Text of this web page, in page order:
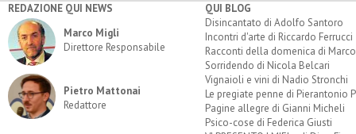
REDAZIONE QUI NEWS
Marco Migli
Direttore Responsabile
Pietro Mattonai
Redattore
QUI BLOG
Disincantato di Adolfo Santoro
Incontri d'arte di Riccardo Ferrucci
Racconti della domenica di
Sorridendo di Nicola Belcari
Vignaioli e vini di Nadio Stronchi
Le pregiate penne di Pierantonio
Pagine allegre di Gianni Micheli
Psico-cose di Federica Giusti